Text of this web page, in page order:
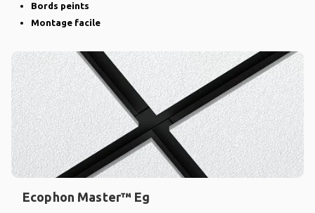
Bords peints
Montage facile
Ecophon Master™ Eg